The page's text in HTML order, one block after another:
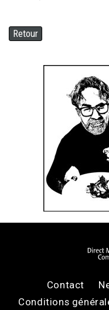
Retour
Contact
Conditions